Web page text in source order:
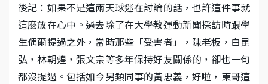
後記：如果不是這兩天球迷在討論的話，也許這件事就
這麼放在心中。過去除了在大學教運動新聞採訪時跟學
生偶爾提過之外，當時那些「受害者」，陳老板，白昆
弘，林朝煌，張文宗等多年保持好友關係的，卻也一句
都沒提過。包括如今另類同事的黃忠義，好啦，東哥這